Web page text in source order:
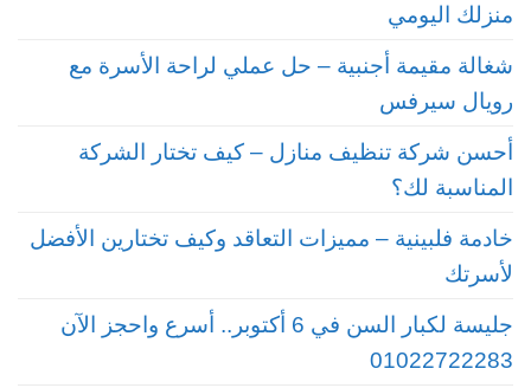
منزلك اليومي
شغالة مقيمة أجنبية – حل عملي لراحة الأسرة مع
رويال سيرفس
أحسن شركة تنظيف منازل – كيف تختار الشركة
المناسبة لك؟
خادمة فلبينية – مميزات التعاقد وكيف تختارين الأفضل
لأسرتك
جليسة لكبار السن في 6 أكتوبر.. أسرع واحجز الآن
01022722283